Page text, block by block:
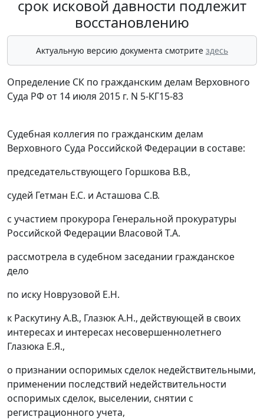
срок исковой давности подлежит
восстановлению
Актуальную версию документа смотрите здесь
Определение СК по гражданским делам Верховного
Суда РФ от 14 июля 2015 г. N 5-КГ15-83
Судебная коллегия по гражданским делам
Верховного Суда Российской Федерации в составе:
председательствующего Горшкова В.В.,
судей Гетман Е.С. и Асташова С.В.
с участием прокурора Генеральной прокуратуры
Российской Федерации Власовой Т.А.
рассмотрела в судебном заседании гражданское
дело
по иску Новрузовой Е.Н.
к Раскутину А.В., Глазюк А.Н., действующей в своих
интересах и интересах несовершеннолетнего
Глазюка Е.Я.,
о признании оспоримых сделок недействительными,
применении последствий недействительности
оспоримых сделок, выселении, снятии с
регистрационного учета,